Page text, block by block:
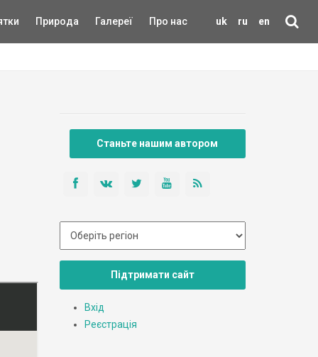
uk ru en
Природа Галереї Про нас
Станьте нашим автором
Підтримати сайт
Вхід
Реєстрація